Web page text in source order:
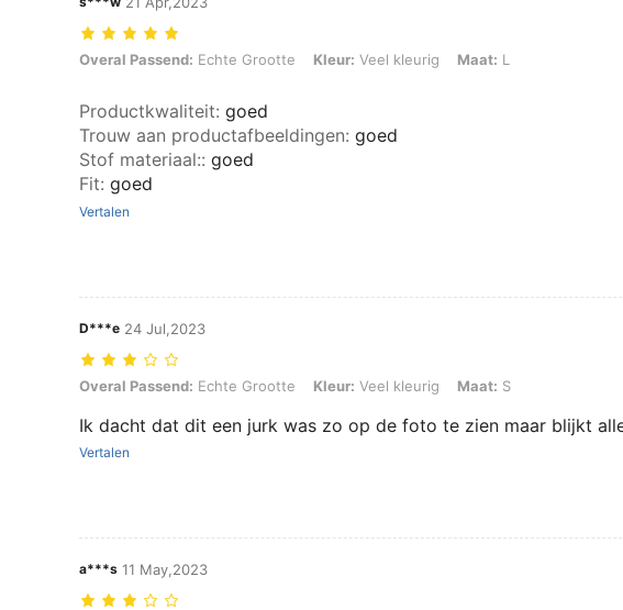
Overal Passend: Echte Grootte, Kleur: Veel kleurig, Maat: L
Overal Passend: Echte Grootte Kleur: Veel kleurig Maat: L
Productkwaliteit: goed
Trouw aan productafbeeldingen: goed
Stof materiaal:: goed
Fit: goed
Vertalen
D***e 24 Jul,2023
Overal Passend: Echte Grootte, Kleur: Veel kleurig, Maat: S
Overal Passend: Echte Grootte Kleur: Veel kleurig Maat: S
Ik dacht dat dit een jurk was zo op de foto te zien maar blijkt
Vertalen
a***s 11 May,2023